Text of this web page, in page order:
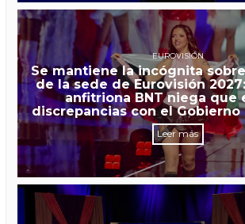
EUROVISIÓN
Se mantiene la incógnita
de la sede de Eurovisión
anfitriona BNT niega que
discrepancias con el Gobierno
Leer más